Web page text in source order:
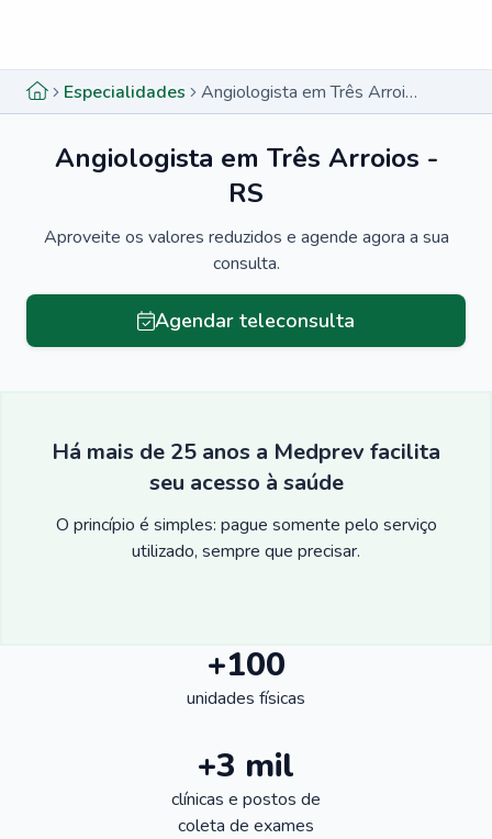
Especialidades Angiologista em Três Arroios - RS
Angiologista em Três Arroios -
RS
Aproveite os valores reduzidos e agende agora a sua
consulta.
Agendar teleconsulta
Há mais de 25 anos a Medprev facilita
seu acesso à saúde
O princípio é simples: pague somente pelo serviço
utilizado, sempre que precisar.
+100
unidades físicas
+3 mil
clínicas e postos de
coleta de exames